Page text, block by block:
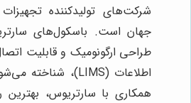
شرکت‌های تولیدکننده
جهان است. باسکول‌های
طراحی ارگونومیک و قابلیت
اطلاعات (LIMS)، شناخته می‌شوند.
همکاری با سارتریوس، بهترین